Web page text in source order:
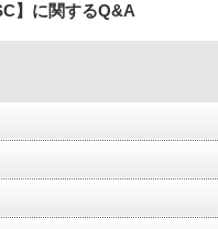
】に関するQ&A